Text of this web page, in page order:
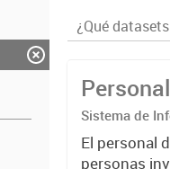
Sistema de
El personal
personas